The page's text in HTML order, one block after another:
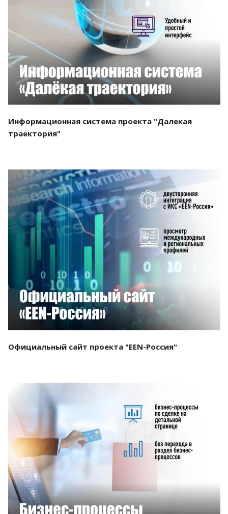
Смотреть проект
Информационная система проекта "Далекая
траектория"
Смотреть проект
Официальный сайт проекта "EEN-Россия"